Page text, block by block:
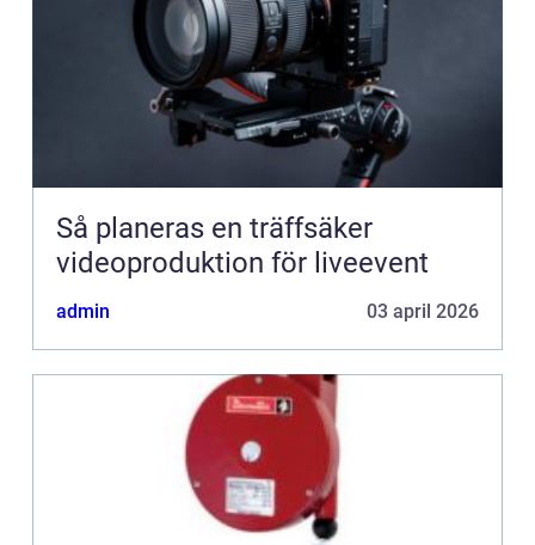
Så planeras en träffsäker
videoproduktion för liveevent
admin 03 april 2026